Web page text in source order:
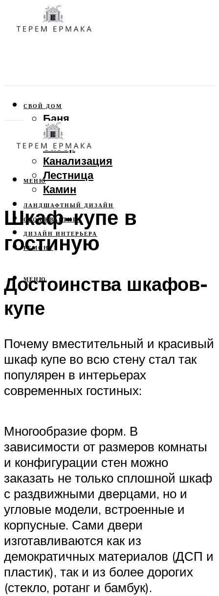
СВОЙ ДОМ
Баня
Веранда
Забор
Канализация
Лестница
Камин
ЛАНДШАФТНЫЙ ДИЗАЙН
СВОЯ КВАРТИРА
ДИЗАЙН ИНТЕРЬЕРА
РЕМОНТ
МЕНЮ
МЕНЮ
Шкаф-купе в
гостиную
Достоинства шкафов-
купе
Почему вместительный и красивый
шкаф купе во всю стену стал так
популярен в интерьерах
современных гостиных:
Многообразие форм. В
зависимости от размеров комнаты
и конфигурации стен можно
заказать не только сплошной шкаф
с раздвижными дверцами, но и
угловые модели, встроенные и
корпусные. Сами двери
изготавливаются как из
демократичных материалов (ДСП и
пластик), так и из более дорогих
(стекло, ротанг и бамбук).